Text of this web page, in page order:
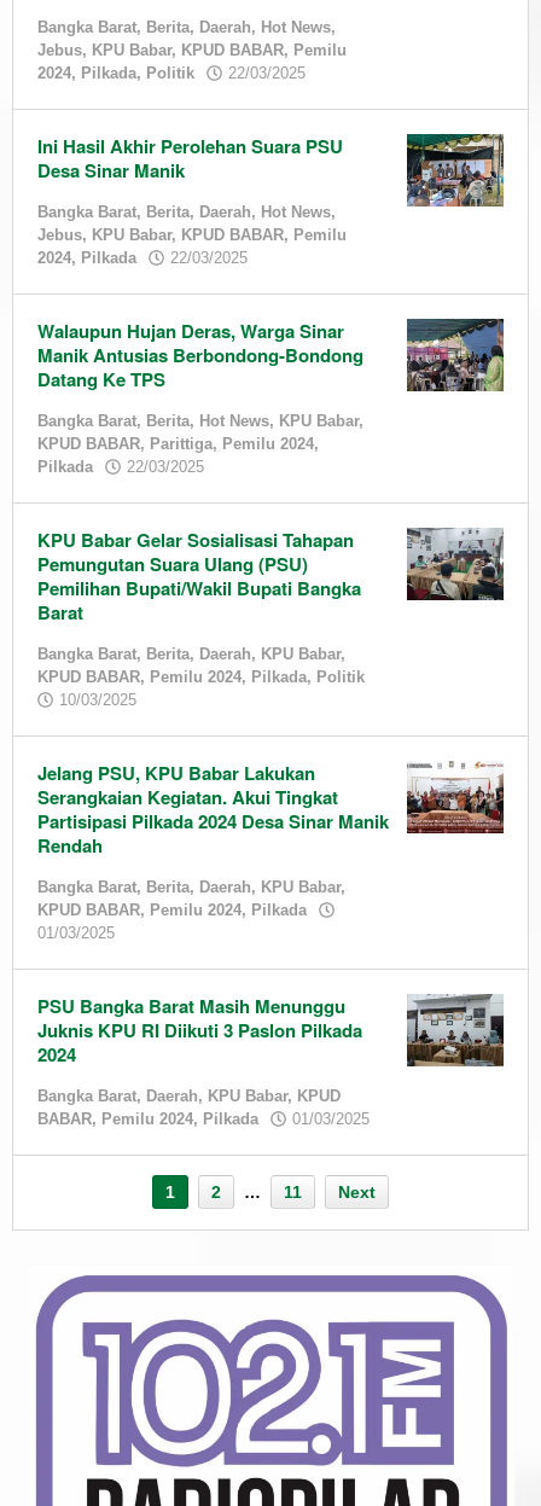
Bangka Barat, Berita, Daerah, Hot News,
Jebus, KPU Babar, KPUD BABAR, Pemilu
2024, Pilkada, Politik 22/03/2025
Ini Hasil Akhir Perolehan Suara PSU
Desa Sinar Manik
Bangka Barat, Berita, Daerah, Hot News,
Jebus, KPU Babar, KPUD BABAR, Pemilu
2024, Pilkada 22/03/2025
Walaupun Hujan Deras, Warga Sinar
Manik Antusias Berbondong-Bondong
Datang Ke TPS
Bangka Barat, Berita, Hot News, KPU Babar,
KPUD BABAR, Parittiga, Pemilu 2024,
Pilkada
22/03/2025
KPU Babar Gelar Sosialisasi Tahapan
Pemungutan Suara Ulang (PSU)
Pemilihan Bupati/Wakil Bupati Bangka
Barat
Bangka Barat, Berita, Daerah, KPU Babar,
KPUD BABAR, Pemilu 2024, Pilkada, Politik
10/03/2025
Jelang PSU, KPU Babar Lakukan
Serangkaian Kegiatan. Akui Tingkat
Partisipasi Pilkada 2024 Desa Sinar Manik
Rendah
Bangka Barat, Berita, Daerah, KPU Babar,
KPUD BABAR, Pemilu 2024, Pilkada
01/03/2025
PSU Bangka Barat Masih Menunggu
Juknis KPU RI Diikuti 3 Paslon Pilkada
2024
Bangka Barat, Daerah, KPU Babar, KPUD
BABAR, Pemilu 2024, Pilkada 01/03/2025
1 2 … 11 Next